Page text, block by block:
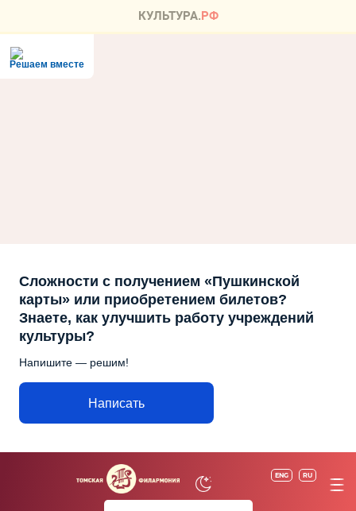
Решаем вместе
Сложности с получением «Пушкинской
карты» или приобретением билетов?
Знаете, как улучшить работу учреждений
культуры?
Напишите — решим!
Написать
ENG RU